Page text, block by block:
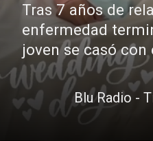
Tras 7 años de
enfermedad
joven se casó
Blu Radio -